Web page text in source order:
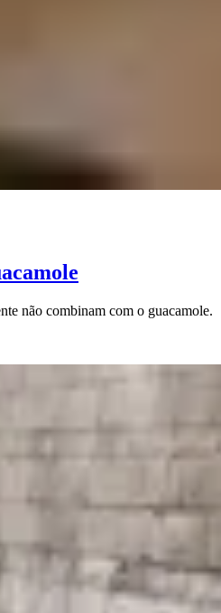
não combinam com o guacamole.